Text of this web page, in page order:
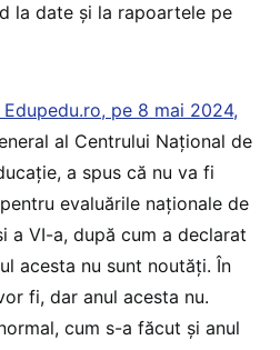
la date și la rapoartele pe
pe 8 mai 2024,
al Centrului Național de
a spus că nu va fi
evaluările naționale de
a VI-a, după cum a declarat
acesta nu sunt noutăți. În
fi, dar anul acesta nu.
cum s-a făcut și anul